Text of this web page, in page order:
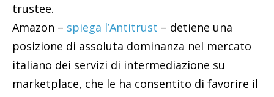
trustee.
Amazon – spiega l’Antitrust – detiene una
posizione di assoluta dominanza nel mercato
italiano dei servizi di intermediazione su
marketplace, che le ha consentito di favorire il